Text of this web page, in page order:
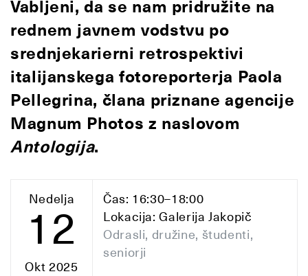
Vabljeni, da se nam pridružite na
rednem javnem vodstvu po
srednjekarierni retrospektivi
italijanskega fotoreporterja Paola
Pellegrina, člana priznane agencije
Magnum Photos z naslovom
Antologija.
Nedelja
12
Okt 2025
Čas: 16:30–18:00
Lokacija: Galerija Jakopič
Odrasli, družine, študenti,
seniorji